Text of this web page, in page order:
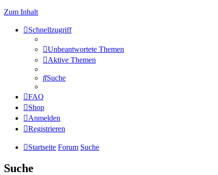
Zum Inhalt
Schnellzugriff
Unbeantwortete Themen
Aktive Themen
Suche
FAQ
Shop
Anmelden
Registrieren
Startseite Forum Suche
Suche